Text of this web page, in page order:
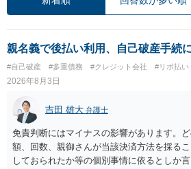
親名義で後払い利用、自己破産手続
#自己破産 #多重債務 #クレジット会社 #リボ払い
2026年8月3日
吉田 雄大 弁護士
免責判断にはマイナスの影響があります。
額、回数、親御さんが当該決済方法を採る
しておられたか等の個別事情に依るとしか